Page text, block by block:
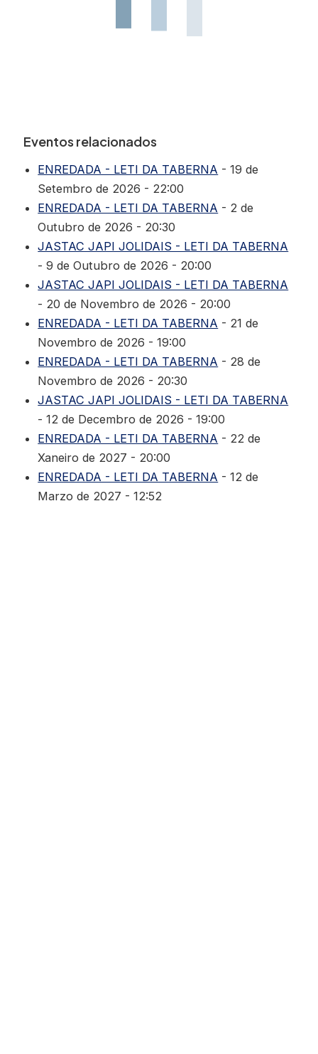
Eventos relacionados
ENREDADA - LETI DA TABERNA - 19 de
Setembro de 2026 - 22:00
ENREDADA - LETI DA TABERNA - 2 de
Outubro de 2026 - 20:30
JASTAC JAPI JOLIDAIS - LETI DA TABERNA
- 9 de Outubro de 2026 - 20:00
JASTAC JAPI JOLIDAIS - LETI DA TABERNA
- 20 de Novembro de 2026 - 20:00
ENREDADA - LETI DA TABERNA - 21 de
Novembro de 2026 - 19:00
ENREDADA - LETI DA TABERNA - 28 de
Novembro de 2026 - 20:30
JASTAC JAPI JOLIDAIS - LETI DA TABERNA
- 12 de Decembro de 2026 - 19:00
ENREDADA - LETI DA TABERNA - 22 de
Xaneiro de 2027 - 20:00
ENREDADA - LETI DA TABERNA - 12 de
Marzo de 2027 - 12:52